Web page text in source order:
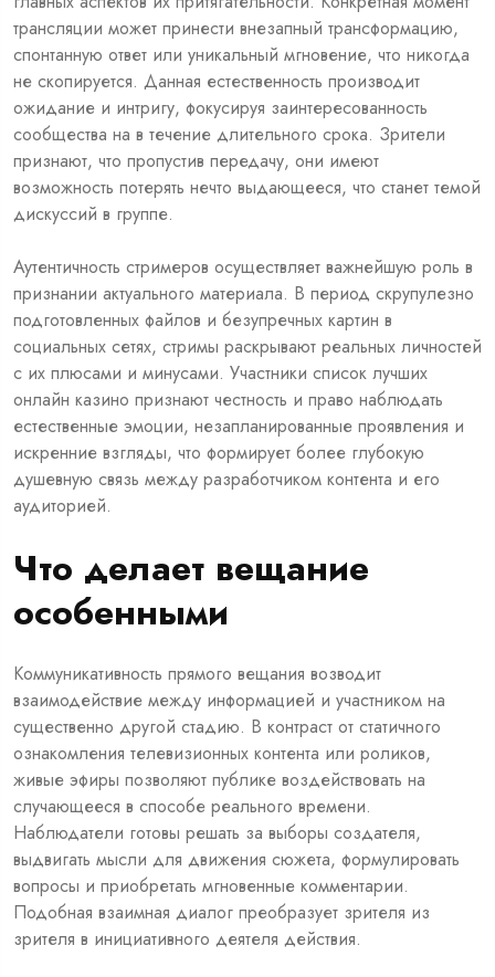
трансляции может принести внезапный трансформацию,
спонтанную ответ или уникальный мгновение, что никогда
не скопируется. Данная естественность производит
ожидание и интригу, фокусируя заинтересованность
сообщества на в течение длительного срока. Зрители
признают, что пропустив передачу, они имеют
возможность потерять нечто выдающееся, что станет темой
дискуссий в группе.
Аутентичность стримеров осуществляет важнейшую роль в
признании актуального материала. В период скрупулезно
подготовленных файлов и безупречных картин в
социальных сетях, стримы раскрывают реальных личностей
с их плюсами и минусами. Участники список лучших
онлайн казино признают честность и право наблюдать
естественные эмоции, незапланированные проявления и
искренние взгляды, что формирует более глубокую
душевную связь между разработчиком контента и его
аудиторией.
Что делает вещание
особенными
Коммуникативность прямого вещания возводит
взаимодействие между информацией и участником на
существенно другой стадию. В контраст от статичного
ознакомления телевизионных контента или роликов,
живые эфиры позволяют публике воздействовать на
случающееся в способе реального времени.
Наблюдатели готовы решать за выборы создателя,
выдвигать мысли для движения сюжета, формулировать
вопросы и приобретать мгновенные комментарии.
Подобная взаимная диалог преобразует зрителя из
зрителя в инициативного деятеля действия.